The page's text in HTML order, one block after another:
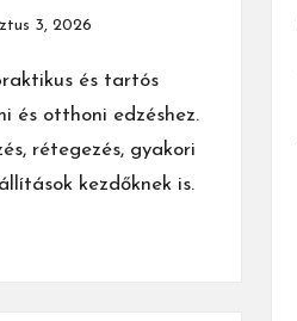
3, 2026
és tartós
és otthoni edzéshez.
rétegezés, gyakori
kezdőknek is.